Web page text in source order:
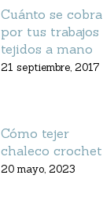
Cuánto se cobra
por tus trabajos
tejidos a mano
21 septiembre, 2017
Cómo tejer
chaleco crochet
20 mayo, 2023